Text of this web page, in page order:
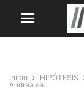
Inicio HIPÓTESIS
Andrea se...